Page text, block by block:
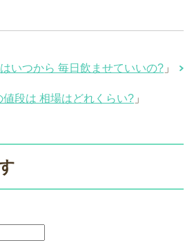
いつから 毎日飲ませていいの? 」
段は 相場はどれくらい? 」